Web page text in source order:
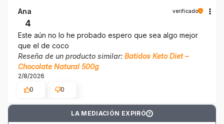
Ana verificado
4
Este aún no lo he probado espero que sea algo mejor
que el de coco
Reseña de un producto similar: Batidos Keto Diet –
Chocolate Natural 500g
2/8/2026
0
0
LA MEDIACIÓN EXPIRÓ ?